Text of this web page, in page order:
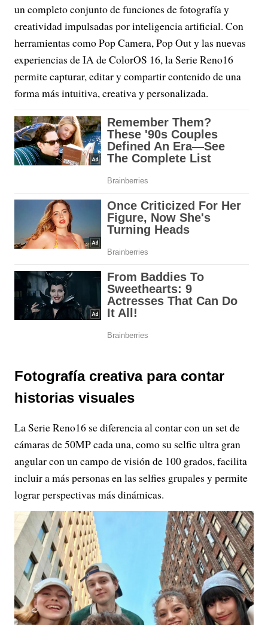
un completo conjunto de funciones de fotografía y
creatividad impulsadas por inteligencia artificial. Con
herramientas como Pop Camera, Pop Out y las nuevas
experiencias de IA de ColorOS 16, la Serie Reno16
permite capturar, editar y compartir contenido de una
forma más intuitiva, creativa y personalizada.
Fotografía creativa para contar
historias visuales
La Serie Reno16 se diferencia al contar con un set de
cámaras de 50MP cada una, como su selfie ultra gran
angular con un campo de visión de 100 grados, facilita
incluir a más personas en las selfies grupales y permite
lograr perspectivas más dinámicas.